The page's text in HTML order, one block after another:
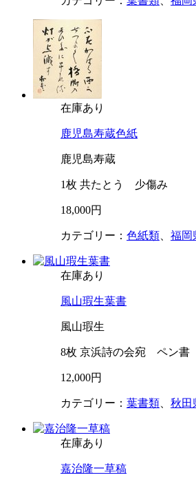
在庫あり
鹿児島寿蔵色紙
鹿児島寿蔵
1枚 共たとう 少傷み
18,000円
カテゴリー： 色紙類 福岡
在庫あり
風山瑕生葉書
風山瑕生
8枚 京浜詩の会宛 ペン書
12,000円
カテゴリー： 葉書類 秋田
在庫あり
嘉治隆一草稿